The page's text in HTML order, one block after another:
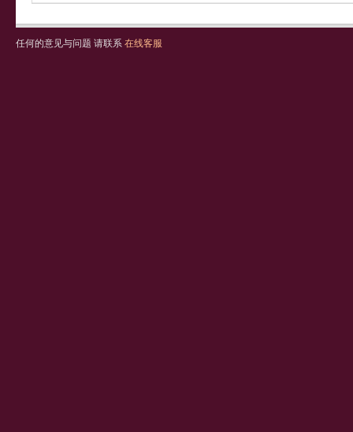
任何的意见与问题 请联系 在线客服